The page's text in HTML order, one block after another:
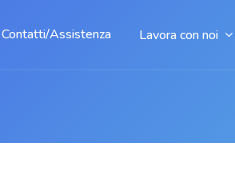
Contatti/Assistenza Lavora con noi